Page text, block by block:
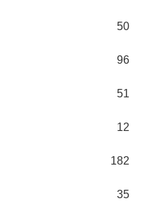
50
96
51
12
182
35